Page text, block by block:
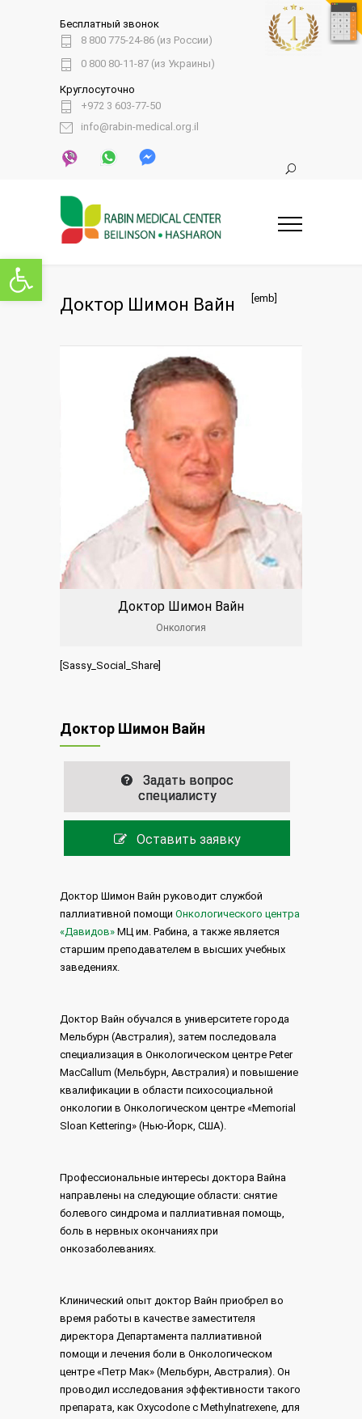
Открыть панель инструментов
Бесплатный звонок
8 800 775-24-86 (из России)
0 800 80-11-87 (из Украины)
Круглосуточно
+972 3 603-77-50
info@rabin-medical.org.il
Доктор Шимон Вайн [emb]
Доктор Шимон Вайн
Онкология
[Sassy_Social_Share]
Доктор Шимон Вайн
Задать вопрос
специалисту
Оставить заявку
Доктор Шимон Вайн руководит службой
паллиативной помощи Онкологического центра
«Давидов» МЦ им. Рабина, а также является
старшим преподавателем в высших учебных
заведениях.
Доктор Вайн обучался в университете города
Мельбурн (Австралия), затем последовала
специализация в Онкологическом центре Peter
MacCallum (Мельбурн, Австралия) и повышение
квалификации в области психосоциальной
онкологии в Онкологическом центре «Memorial
Sloan Kettering» (Нью-Йорк, США).
Профессиональные интересы доктора Вайна
направлены на следующие области: снятие
болевого синдрома и паллиативная помощь,
боль в нервных окончаниях при
онкозаболеваниях.
Клинический опыт доктор Вайн приобрел во
время работы в качестве заместителя
директора Департамента паллиативной
помощи и лечения боли в Онкологическом
центре «Петр Maк» (Мельбурн, Австралия). Он
проводил исследования эффективности такого
препарата, как Oxycodone с Methylnatrexene, для